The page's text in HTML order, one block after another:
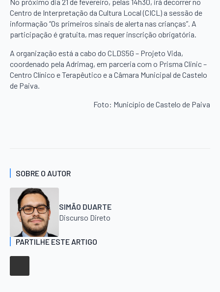
No próximo dia 21 de fevereiro, pelas 14h30, irá decorrer no
Centro de Interpretação da Cultura Local (CICL) a sessão de
informação “Os primeiros sinais de alerta nas crianças”. A
participação é gratuita, mas requer inscrição obrigatória.
A organização está a cabo do CLDS5G – Projeto Vida,
coordenado pela Adrimag, em parceria com o Prisma Clinic –
Centro Clínico e Terapêutico e a Câmara Municipal de Castelo
de Paiva.
Foto: Município de Castelo de Paiva
SOBRE O AUTOR
SIMÃO DUARTE
Discurso Direto
PARTILHE ESTE ARTIGO